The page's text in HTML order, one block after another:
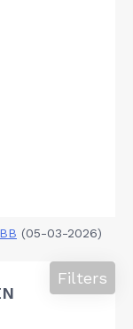
(05-03-2026)
Filters